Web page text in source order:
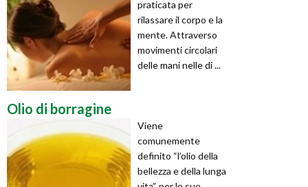
praticata per
rilassare il corpo e la
mente. Attraverso
movimenti circolari
delle mani nelle di ...
Olio di borragine
Viene
comunemente
definito “l’olio della
bellezza e della lunga